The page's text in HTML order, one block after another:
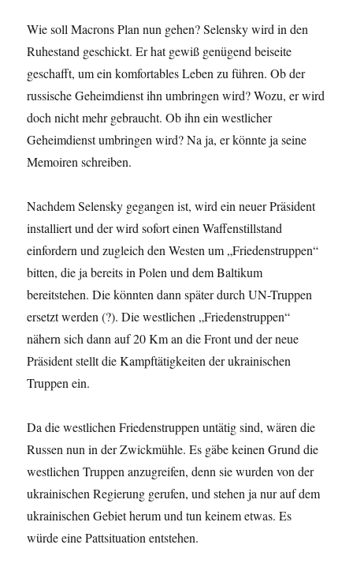
Wie soll Macrons Plan nun gehen? Selensky wird in den
Ruhestand geschickt. Er hat gewiß genügend beiseite
geschafft, um ein komfortables Leben zu führen. Ob der
russische Geheimdienst ihn umbringen wird? Wozu, er wird
doch nicht mehr gebraucht. Ob ihn ein westlicher
Geheimdienst umbringen wird? Na ja, er könnte ja seine
Memoiren schreiben.
Nachdem Selensky gegangen ist, wird ein neuer Präsident
installiert und der wird sofort einen Waffenstillstand
einfordern und zugleich den Westen um „Friedenstruppen“
bitten, die ja bereits in Polen und dem Baltikum
bereitstehen. Die könnten dann später durch UN-Truppen
ersetzt werden (?). Die westlichen „Friedenstruppen“
nähern sich dann auf 20 Km an die Front und der neue
Präsident stellt die Kampftätigkeiten der ukrainischen
Truppen ein.
Da die westlichen Friedenstruppen untätig sind, wären die
Russen nun in der Zwickmühle. Es gäbe keinen Grund die
westlichen Truppen anzugreifen, denn sie wurden von der
ukrainischen Regierung gerufen, und stehen ja nur auf dem
ukrainischen Gebiet herum und tun keinem etwas. Es
würde eine Pattsituation entstehen.